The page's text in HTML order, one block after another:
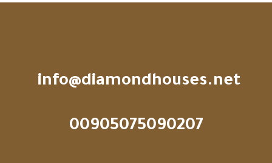
info@diamondhouses.net
00905075090207